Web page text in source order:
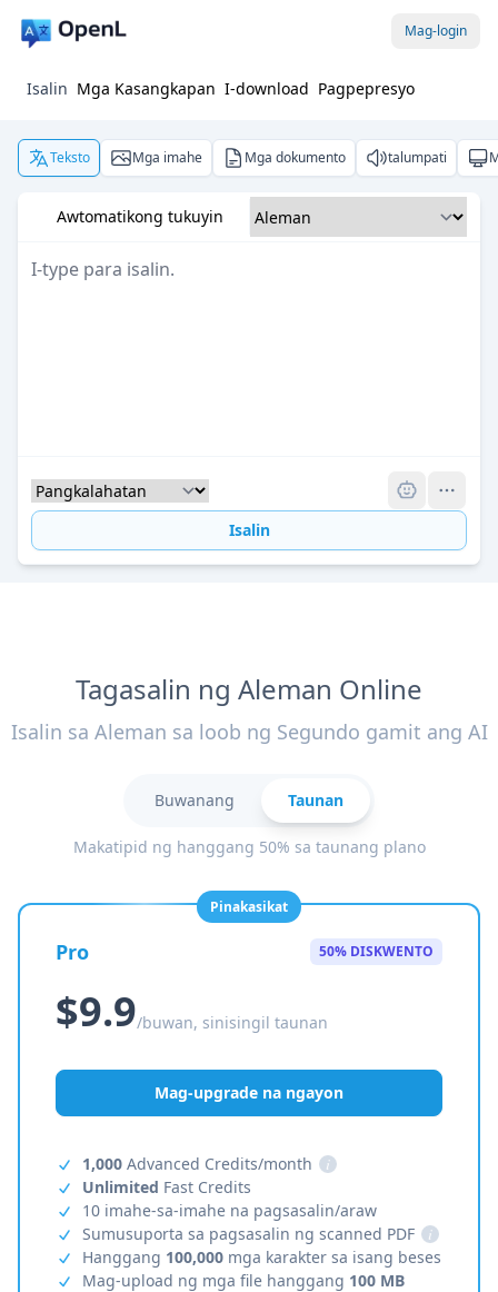
Mag-login
Isalin Mga Kasangkapan I-download Pagpepresyo
Teksto Mga imahe Mga dokumento talumpati
Awtomatikong tukuyin
Isalin
Tagasalin ng Aleman Online
Isalin sa Aleman sa loob ng Segundo gamit ang AI
Buwanang Taunan
Makatipid ng hanggang 50% sa taunang plano
Pinakasikat
Pro 50% DISKWENTO
$9.9/buwan, sinisingil taunan
Mag-upgrade na ngayon
1,000 Advanced Credits/month
i
Unlimited Fast Credits
10 imahe-sa-imahe na pagsasalin/araw
Sumusuporta sa pagsasalin ng scanned PDF
i
Hanggang 100,000 mga karakter sa isang beses
Mag-upload ng mga file hanggang 100 MB